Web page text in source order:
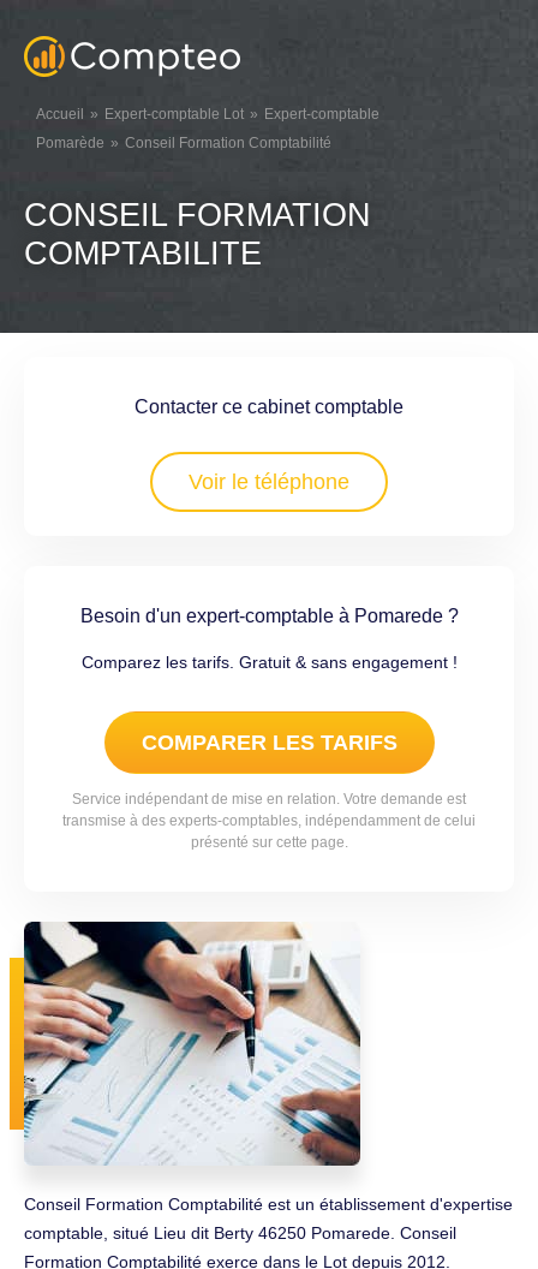
Accueil Expert-comptable Lot
Expert-comptable
Pomarède
Conseil Formation Comptabilité
CONSEIL FORMATION
COMPTABILITE
Contacter ce cabinet comptable
Voir le téléphone
Besoin d'un expert-comptable à Pomarede ?
Comparez les tarifs. Gratuit & sans engagement !
COMPARER LES TARIFS
Service indépendant de mise en relation. Votre demande est
transmise à des experts-comptables, indépendamment de celui
présenté sur cette page.
Conseil Formation Comptabilité est un établissement d'expertise
comptable, situé Lieu dit Berty 46250 Pomarede. Conseil
Formation Comptabilité exerce dans le Lot depuis 2012.